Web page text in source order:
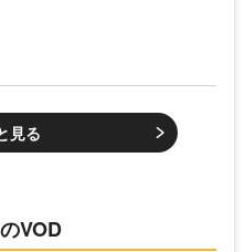
見る
VOD